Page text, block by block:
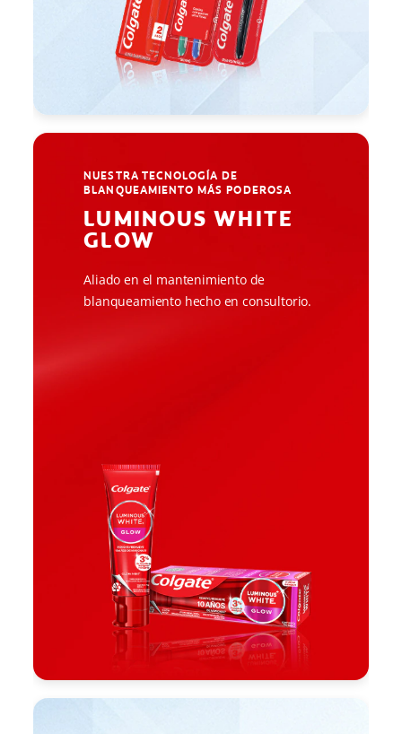
NUESTRA TECNOLOGÍA DE
BLANQUEAMIENTO MÁS PODEROSA
LUMINOUS WHITE
GLOW
Aliado en el mantenimiento de
blanqueamiento hecho en consultorio.